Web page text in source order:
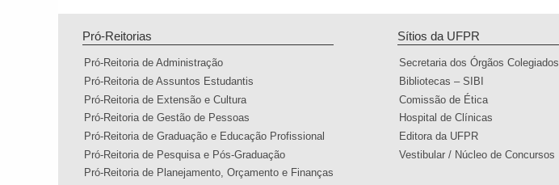
Pró-Reitorias
Pró-Reitoria de Administração
Pró-Reitoria de Assuntos Estudantis
Pró-Reitoria de Extensão e Cultura
Pró-Reitoria de Gestão de Pessoas
Pró-Reitoria de Graduação e Educação Profissional
Pró-Reitoria de Pesquisa e Pós-Graduação
Pró-Reitoria de Planejamento, Orçamento e Finanças
Sítios da UFPR
Secretaria dos Órgãos Colegiados
Bibliotecas – SIBI
Comissão de Ética
Hospital de Clínicas
Editora da UFPR
Vestibular / Núcleo de Concursos